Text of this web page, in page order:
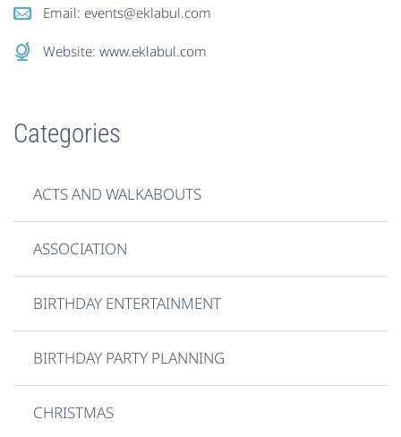
Email: events@eklabul.com
Website: www.eklabul.com
Categories
ACTS AND WALKABOUTS
ASSOCIATION
BIRTHDAY ENTERTAINMENT
BIRTHDAY PARTY PLANNING
CHRISTMAS